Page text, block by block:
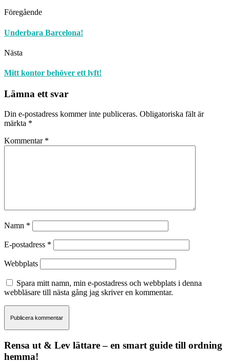
Föregående
Underbara Barcelona!
Nästa
Mitt kontor behöver ett lyft!
Lämna ett svar
Din e-postadress kommer inte publiceras. Obligatoriska fält är
märkta *
Kommentar *
Namn *
E-postadress *
Webbplats
Spara mitt namn, min e-postadress och webbplats i denna
webbläsare till nästa gång jag skriver en kommentar.
Rensa ut & Lev lättare – en smart guide till ordning
hemma!